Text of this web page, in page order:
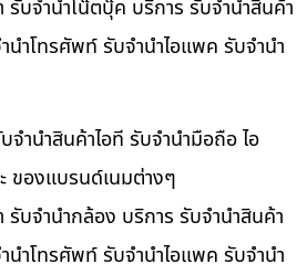
บจำนำโน๊ตบุ๊ค บริการ รับจำนำสินค้า
นำโทรศัพท์ รับจำนำไอแพค รับจำนำ
ำนำสินค้าไอที รับจำนำมือถือ ไอ
ของแบรนด์เนมต่างๆ
บจำนำกล้อง บริการ รับจำนำสินค้า
นำโทรศัพท์ รับจำนำไอแพค รับจำนำ